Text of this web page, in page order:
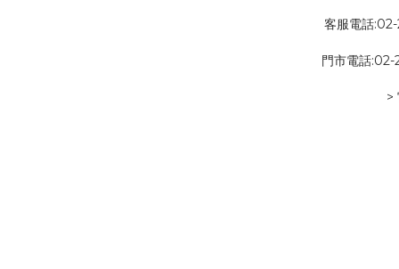
客服電話
門市電話
>